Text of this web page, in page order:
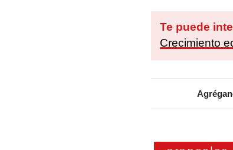
Te puede
Crecimiento